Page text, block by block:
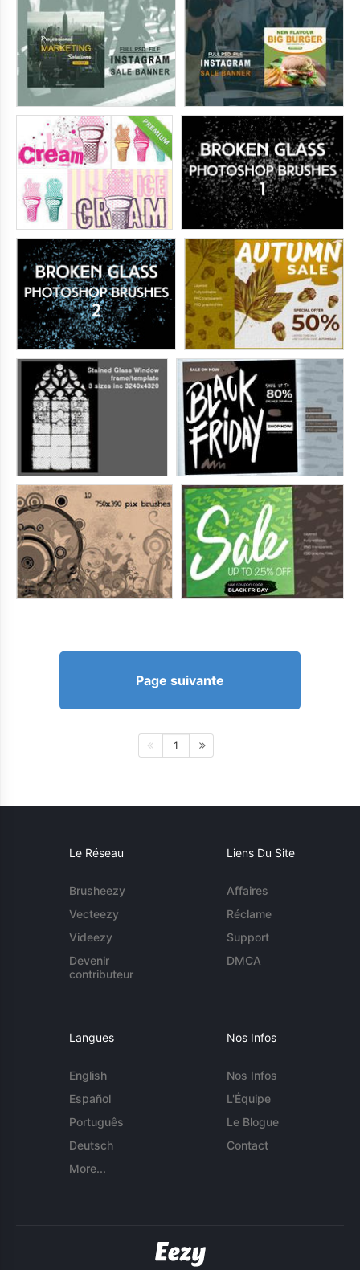
Page suivante
1
Le Réseau
Brusheezy
Vecteezy
Videezy
Devenir
contributeur
Liens Du Site
Affaires
Réclame
Support
DMCA
Langues
English
Español
Português
Deutsch
More...
Nos Infos
Nos Infos
L'Équipe
Le Blogue
Contact